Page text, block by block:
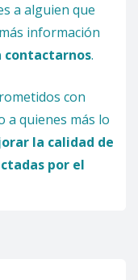
a alguien que
información
contactarnos.
con
a quienes más lo
la calidad de
por el